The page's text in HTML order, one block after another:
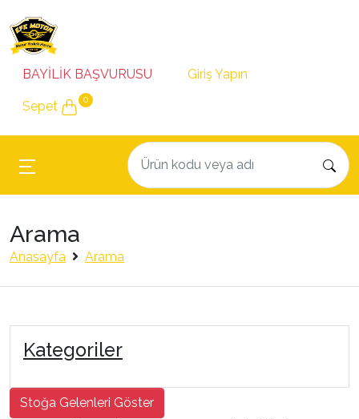
BAYİLİK BAŞVURUSU Giriş Yapın
Sepet 0
Arama
Anasayfa Arama
Kategoriler
Stoğa Gelenleri Göster